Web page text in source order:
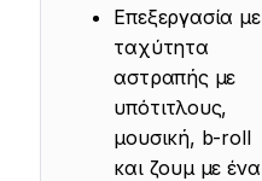
Επεξεργασία με
ταχύτητα
αστραπής με
υπότιτλους,
μουσική, b-roll
και ζουμ με ένα